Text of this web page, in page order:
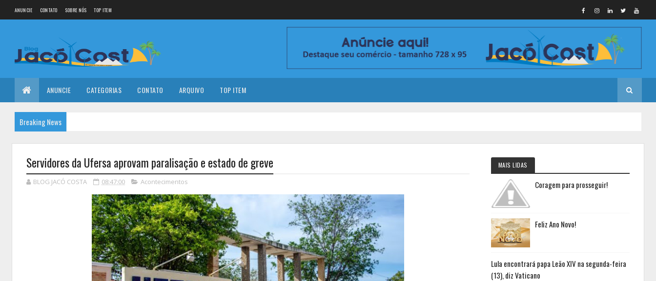
ANUNCIE CONTATO SOBRE NÓS TOP ITEM
ANUNCIE CATEGORIAS CONTATO ARQUIVO TOP ITEM
Breaking News
Servidores da Ufersa aprovam paralisação e estado de greve
BLOG JACÓ COSTA 08:47:00 Acontecimentos
MAIS LIDAS
Coragem para prosseguir!
Feliz Ano Novo!
Lula encontrará papa Leão XIV na segunda-feira
(13), diz Vaticano